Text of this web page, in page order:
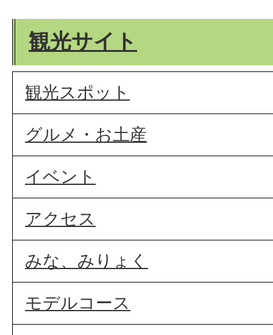
観光サイト
観光スポット
グルメ・お土産
イベント
アクセス
みな、みりょく
モデルコース